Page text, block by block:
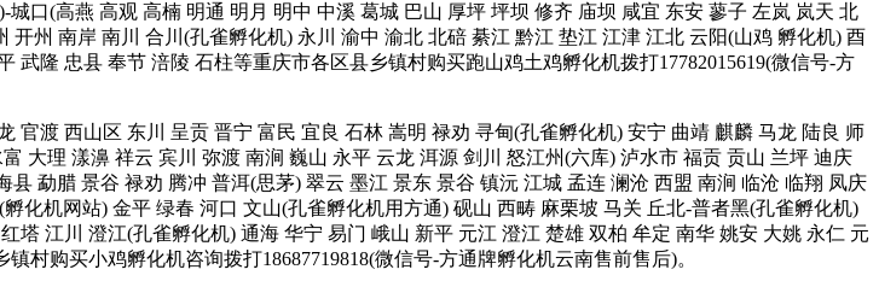
口(高燕 高观 高楠 明通 明月 明中 中溪 葛城 巴山 厚坪 坪坝 修齐 庙坝 咸宜 东安 蓼子 左岚 岚天 北
州 南岸 南川 合川(孔雀孵化机) 永川 渝中 渝北 北碚 綦江 黔江 垫江 江津 江北 云阳(山鸡 孵化机) 酉
隆 忠县 奉节 涪陵 石柱等重庆市各区县乡镇村购买跑山鸡土鸡孵化机拨打17782015619(微信号-方
官渡 西山区 东川 呈贡 晋宁 富民 宜良 石林 嵩明 禄劝 寻甸(孔雀孵化机) 安宁 曲靖 麒麟 马龙 陆良 师
大理 漾濞 祥云 宾川 弥渡 南涧 巍山 永平 云龙 洱源 剑川 怒江州(六库) 泸水市 福贡 贡山 兰坪 迪庆
勐腊 景谷 禄劝 腾冲 普洱(思茅) 翠云 墨江 景东 景谷 镇沅 江城 孟连 澜沧 西盟 南涧 临沧 临翔 凤庆
化机网站) 金平 绿春 河口 文山(孔雀孵化机用方通) 砚山 西畴 麻栗坡 马关 丘北-普者黑(孔雀孵化机)
江川 澄江(孔雀孵化机) 通海 华宁 易门 峨山 新平 元江 澄江 楚雄 双柏 牟定 南华 姚安 大姚 永仁 元
村购买小鸡孵化机咨询拨打18687719818(微信号-方通牌孵化机云南售前售后)。